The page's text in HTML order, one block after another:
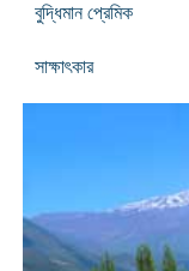
বুদ্ধিমান প্রেমিক
সাক্ষাৎকার